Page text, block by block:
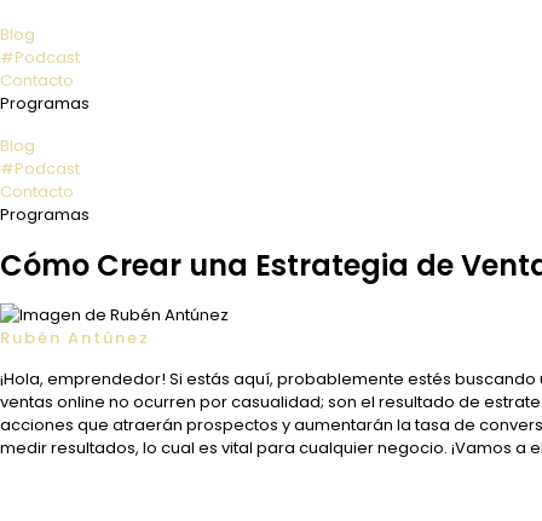
Blog
#Podcast
Contacto
Programas
Blog
#Podcast
Contacto
Programas
Cómo Crear una Estrategia de
Rubén Antúnez
¡Hola, emprendedor! Si estás aquí, probablemente estés
ventas online no ocurren por casualidad; son el resultado de
acciones que atraerán prospectos y aumentarán la tasa de
medir resultados, lo cual es vital para cualquier negocio. ¡Vamos a